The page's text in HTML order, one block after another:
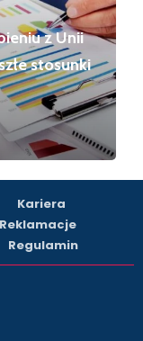
z Unii
stosunki
Kariera
Reklamacje
Regulamin